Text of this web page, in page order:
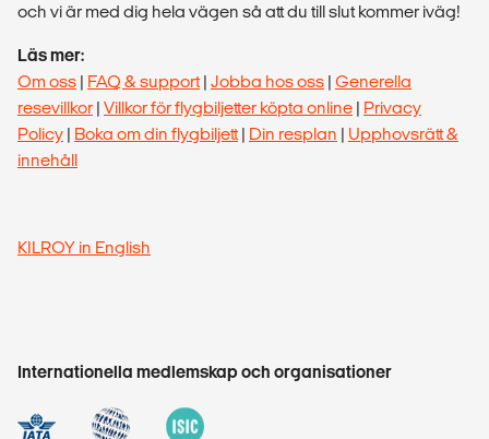
och vi är med dig hela vägen så att du till slut kommer iväg!
Läs mer:
Om oss | FAQ & support| Jobba hos oss | Generella
resevillkor | Villkor för flygbiljetter köpta online | Privacy
Policy | Boka om din flygbiljett| Din resplan | Upphovsrätt &
innehåll
KILROY in English
Internationella medlemskap och organisationer